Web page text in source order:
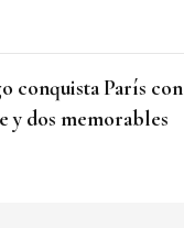
conquista París con
y dos memorables